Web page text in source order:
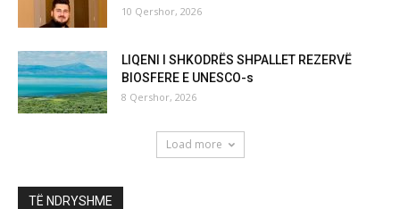
10 Qershor, 2026
LIQENI I SHKODRËS SHPALLET REZERVË
BIOSFERE E UNESCO-s
8 Qershor, 2026
Load more
TË NDRYSHME